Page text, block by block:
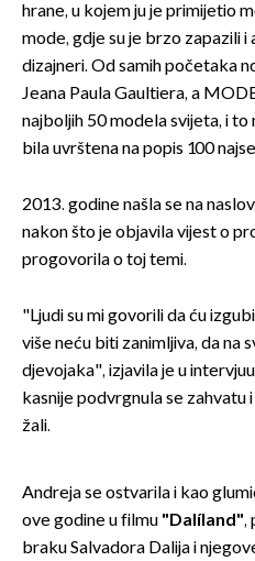
hrane, u kojem ju je primijetio
mode, gdje su je brzo zapazili i
dizajneri. Od samih početaka
Jeana Paula Gaultiera, a
najboljih 50 modela svijeta, i
bila uvrštena na popis 100
2013. godine našla se na
nakon što je objavila vijest o
progovorila o toj temi.
"Ljudi su mi govorili da ću
više neću biti zanimljiva, da na
djevojaka", izjavila je u
kasnije podvrgnula se
žali.
Andreja se ostvarila i kao
ove godine u filmu "Dalíland",
braku Salvadora Dalija i